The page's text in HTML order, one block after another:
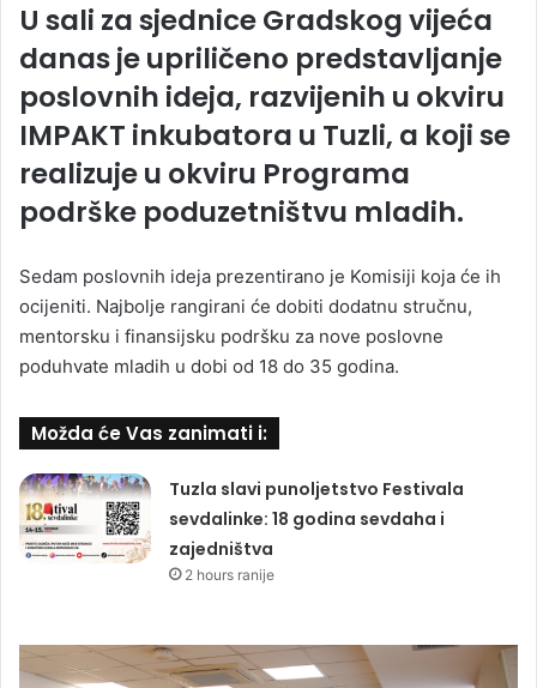
U sali za sjednice Gradskog vijeća
danas je upriličeno predstavljanje
poslovnih ideja, razvijenih u okviru
IMPAKT inkubatora u Tuzli, a koji se
realizuje u okviru Programa
podrške poduzetništvu mladih.
Sedam poslovnih ideja prezentirano je Komisiji koja će ih
ocijeniti. Najbolje rangirani će dobiti dodatnu stručnu,
mentorsku i finansijsku podršku za nove poslovne
poduhvate mladih u dobi od 18 do 35 godina.
Možda će Vas zanimati i:
Tuzla slavi punoljetstvo Festivala
sevdalinke: 18 godina sevdaha i
zajedništva
2 hours ranije